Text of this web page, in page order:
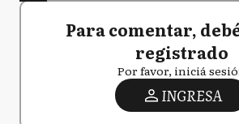
Para comentar,
registrado
Por favor, iniciá
INGRESA